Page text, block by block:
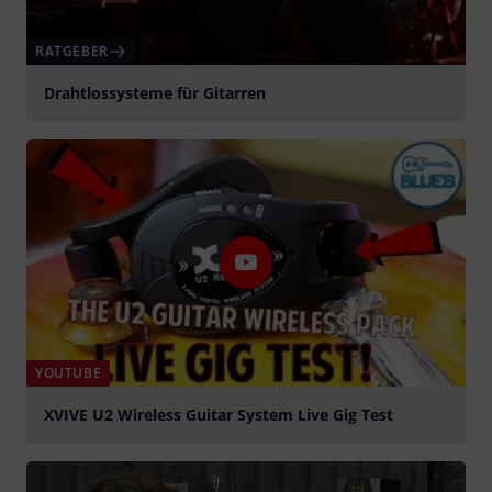
RATGEBER
Drahtlossysteme für Gitarren
YOUTUBE
XVIVE U2 Wireless Guitar System Live Gig Test